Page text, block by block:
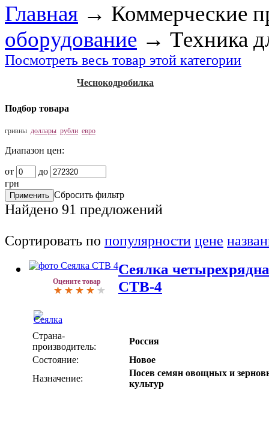
Главная → Коммерческие
оборудование → Техника
Посмотреть весь товар этой категории
Чеснокодробилка
Подбор товара
гривны доллары рубли евро
Диапазон цен:
от
до
грн
Сбросить фильтр
Найдено 91 предложений
Сортировать по популярности цене
Оцените товар
Сеялка
СТВ-4
Страна-
производитель:
Россия
Состояние:
Новое
Назначение:
Посев семян овощных и
культур